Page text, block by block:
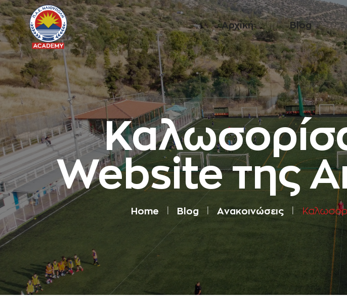
Αρχική Blog
Website της
Home Blog Aνακοινώσεις